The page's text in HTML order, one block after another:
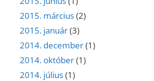
2015. március(2)
2015. január(3)
2014. december(1)
2014. október(1)
2014. július(1)